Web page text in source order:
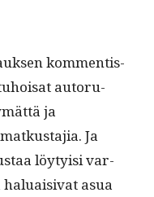
kom­men­tis­
autoru­
ja
Ja
löy­ty­isi var­
halu­aisi­vat asua